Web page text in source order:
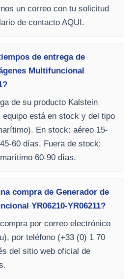
un correo con tu solicitud
de contacto AQUI.
de entrega de
Multifuncional
de su producto Kalstein
equipo está en stock y del tipo
En stock: aéreo 15-
60 días. Fuera de stock:
60-90 días.
compra de Generador de
YR06210-YR06211?
por correo electrónico
), por teléfono (+33 (0) 1 70
del sitio web oficial de